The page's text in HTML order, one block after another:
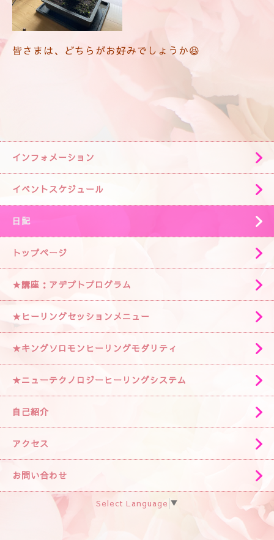
皆さまは、どちらがお好みでしょうか😆
インフォメーション
イベントスケジュール
日記
トップページ
★講座：アデプトプログラム
★ヒーリングセッションメニュー
★キングソロモンヒーリングモダリティ
★ニューテクノロジーヒーリングシステム
自己紹介
アクセス
お問い合わせ
Select Language ▼